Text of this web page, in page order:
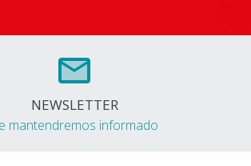
NEWSLETTER
mantendremos informado